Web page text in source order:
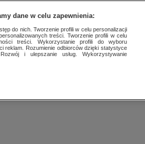
dane w celu zapewnienia:
do nich. Tworzenie profili w celu personalizacji
treści. Tworzenie profili w celu
treści. Wykorzystanie profili do wyboru
reklam. Rozumienie odbiorców dzięki statystyce
i ulepszanie usług. Wykorzystywanie